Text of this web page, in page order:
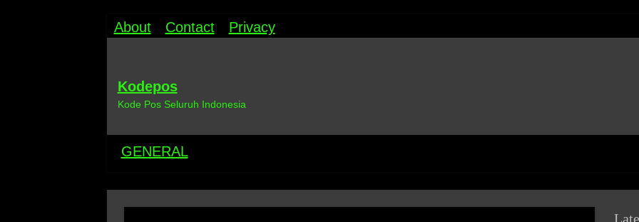
About Contact Privacy
Kodepos
Kode Pos Seluruh Indonesia
GENERAL